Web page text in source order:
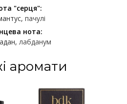
"серця":
пачулі
нота:
лабданум
аромати